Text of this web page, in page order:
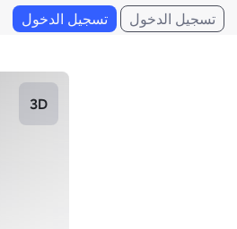
تسجيل الدخول تسجيل الدخول
3D